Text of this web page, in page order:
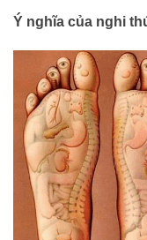
Ý nghĩa của nghi